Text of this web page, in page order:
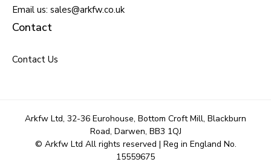
Email us: sales@arkfw.co.uk
Contact
Contact Us
Arkfw Ltd, 32-36 Eurohouse, Bottom Croft Mill, Blackburn
Road, Darwen, BB3 1QJ
© Arkfw Ltd All rights reserved | Reg in England No.
15559675